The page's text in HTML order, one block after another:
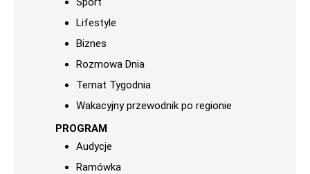
Lifestyle
Biznes
Rozmowa Dnia
Temat Tygodnia
Wakacyjny przewodnik po regionie
PROGRAM
Audycje
Ramówka